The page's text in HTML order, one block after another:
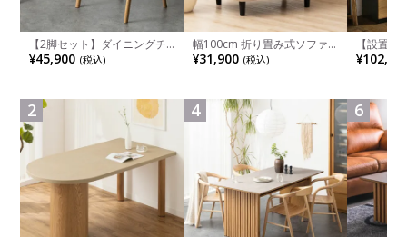
【2脚セット】ダイニングチ
ェア 木製 LUGA 肘付き チェ
ア 天然木 リビング椅子 板座
ュラル ブラウン 完成品
¥45,900 (税込)
2
幅100cm 折り畳み式ソファ
ベッド コンパクト リクライ
ニング カウチスタイル 省ス
¥31,900 (税込)
4
【設置
チンカウ
板 引き出
れ ウッデ
ル グレー
6